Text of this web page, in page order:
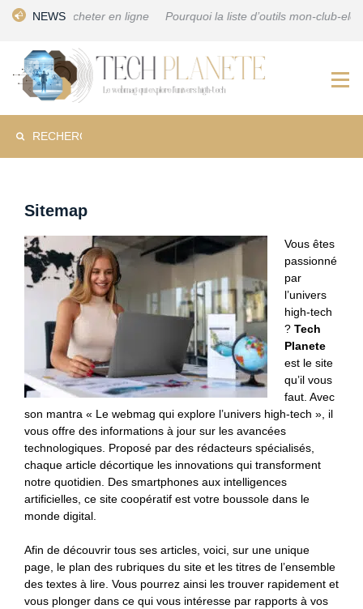
Skip
NEWS
en ligne Pourquoi la liste d’outils mon-club-elec.fr est
Sitemap
Vous êtes
passionné
par
l’univers
high-tech
? Tech
Planete
est le site
qu’il vous
faut. Avec
son mantra « Le webmag qui explore l’univers high-tech », il
vous offre des informations à jour sur les avancées
technologiques. Proposé par des rédacteurs spécialisés,
chaque article décortique les innovations qui transforment
notre quotidien. Des smartphones aux intelligences
artificielles, ce site coopératif est votre boussole dans le
monde digital.
Afin de découvrir tous ses articles, voici, sur une unique
page, le plan des rubriques du site et les titres de l’ensemble
des textes à lire. Vous pourrez ainsi les trouver rapidement et
vous plonger dans ce qui vous intéresse par rapports à vos